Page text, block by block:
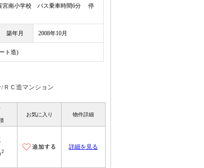
南小学校 バス乗車時間6分 停
築年月 2008年10月
ト造)
ＲＣ造マンション
お気に入り 物件詳細
2
詳細を見る